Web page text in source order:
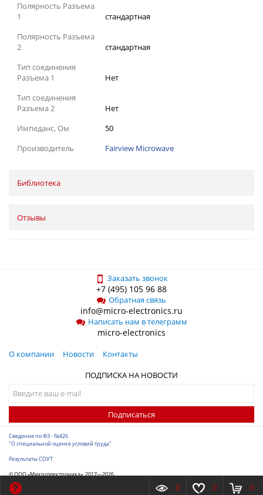
Полярность Разъема
1
стандартная
Полярность Разъема
2
стандартная
Тип соединения
Разъема 1
Нет
Тип соединения
Разъема 2
Нет
Импеданс, Ом
50
Производитель
Fairview Microwave
Библиотека
Отзывы
Заказать звонок
+7 (495) 105 96 88
Обратная связь
info@micro-electronics.ru
Написать нам в телеграмм
micro-electronics
О компании Новости
Контакты
ПОДПИСКА НА НОВОСТИ
Подписаться
Сведения по ФЗ - №426
"О специальной оценке условий труда"
Результаты СОУТ
© ООО «Микроэлектроника», 2017—2026
Разработка сайта
0 0 0